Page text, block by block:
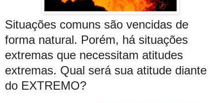
Situações comuns são vencidas de
forma natural. Porém, há situações
extremas que necessitam atitudes
extremas. Qual será sua atitude diante
do EXTREMO?